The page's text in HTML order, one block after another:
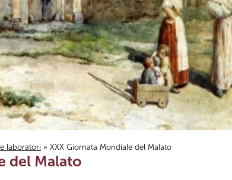
laboratori » XXX Giornata Mondiale del Malato
del Malato